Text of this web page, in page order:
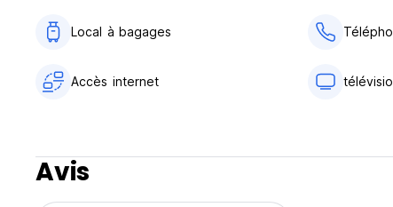
Local à bagages
Accès internet
Avis